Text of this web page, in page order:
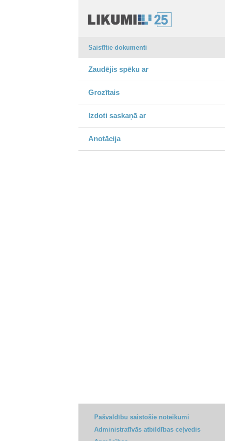
Saistītie dokumenti
Zaudējis spēku ar
Grozītais
Izdoti saskaņā ar
Anotācija
Pašvaldību saistošie noteikumi
Administratīvās atbildības ceļvedis